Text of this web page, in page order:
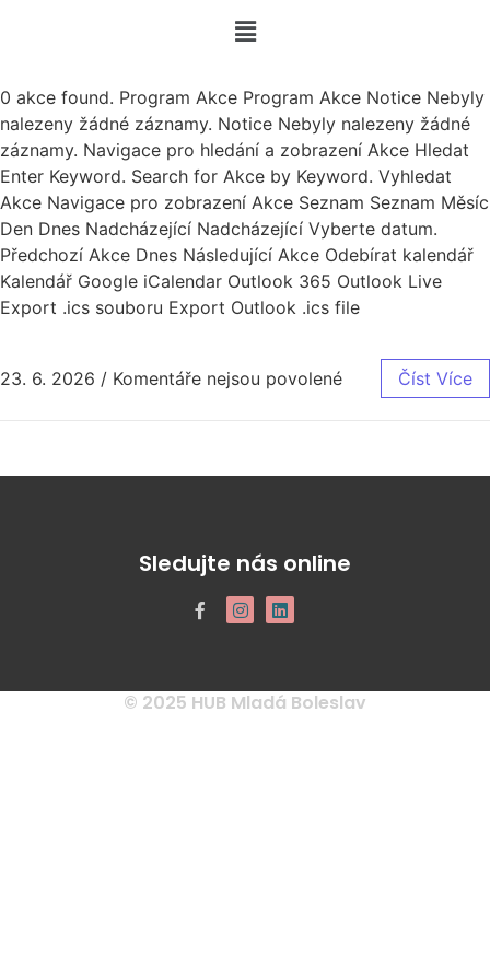
0 akce found. Program Akce Program Akce Notice Nebyly
nalezeny žádné záznamy. Notice Nebyly nalezeny žádné
záznamy. Navigace pro hledání a zobrazení Akce Hledat
Enter Keyword. Search for Akce by Keyword. Vyhledat
Akce Navigace pro zobrazení Akce Seznam Seznam Měsíc
Den Dnes Nadcházející Nadcházející Vyberte datum.
Předchozí Akce Dnes Následující Akce Odebírat kalendář
Kalendář Google iCalendar Outlook 365 Outlook Live
Export .ics souboru Export Outlook .ics file
23. 6. 2026 / Komentáře nejsou povolené Číst Více
Sledujte nás online
© 2025 HUB Mladá Boleslav